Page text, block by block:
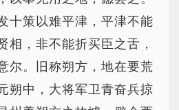
十策以难平津，平津不能
相，非不能折买臣之舌，
尔。旧称朔方，地在要荒
朔中，大将军卫青奋兵掠